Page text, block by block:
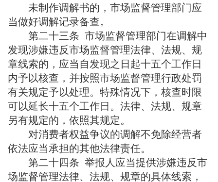
未制作调解书的，市场监督管理部门应
当做好调解记录备查。
第二十三条 市场监督管理部门在调解中
发现涉嫌违反市场监督管理法律、法规、规
章线索的，应当自发现之日起十五个工作日
内予以核查，并按照市场监督管理行政处罚
有关规定予以处理。特殊情况下，核查时限
可以延长十五个工作日。法律、法规、规章
另有规定的，依照其规定。
对消费者权益争议的调解不免除经营者
依法应当承担的其他法律责任。
第二十四条 举报人应当提供涉嫌违反市
场监督管理法律、法规、规章的具体线索，